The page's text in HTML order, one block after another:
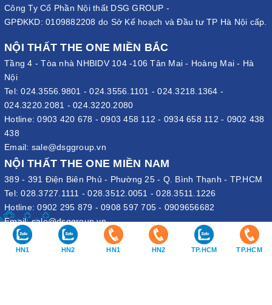
Công Ty Cổ Phần Nội thất DSG GROUP -
GPĐKKD: 0109882208 do Sở Kế hoạch và Đầu tư TP Hà Nội cấp.
NỘI THẤT THE ONE MIỀN BẮC
Tầng 4 - Tòa nhà NHBIDV 104 -106 Tân Mai - Hoàng Mai - Hà
Nội
Tel:024.3556.9801 -024.3556.1101 -024.3218.1364 -
024.3220.2081 - 024.3220.2080
Hotline:0903 420 678 - 0903 458 112 - 0934 658 112 - 0902 438
438
Email: sale@dsggroup.vn
NỘI THẤT THE ONE MIỀN NAM
389 - 391 Điện Biên Phủ - Phường 25 - Q. Bình Thạnh - TP.HCM
Tel:028.3727.1111 -028.3512.0051 -028.3511.1226
Hotline:0902 295 879 - 0908 597 705 - 0909656682
Email:sale@dsggroup.vn
VĂN PHÒNG TẬP ĐOÀN
109 Trần Hưng Đạo - P. Cửa Nam - Q. Hoàn Kiếm - Hà Nội
HN1 HN2 HN1 HN2 TP.HCM TP.HCM